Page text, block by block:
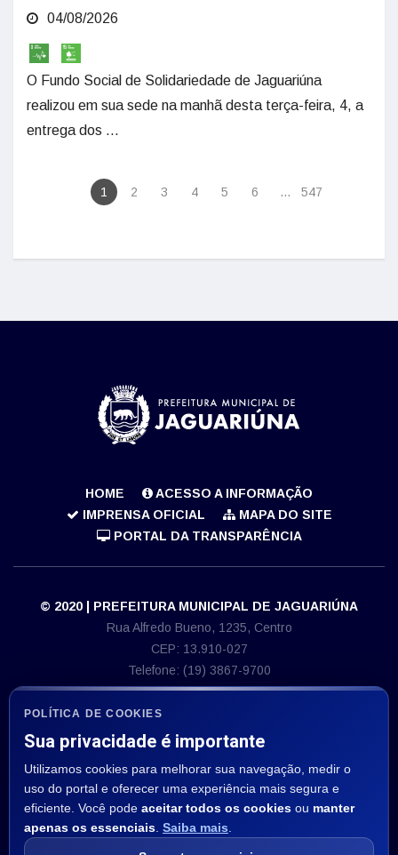
POLÍTICA DE COOKIES
Sua privacidade é importante
Utilizamos cookies para melhorar sua navegação, medir o
uso do portal e oferecer uma experiência mais segura e
eficiente. Você pode aceitar todos os cookies ou manter
apenas os essenciais Saiba mais
04/08/2026
O Fundo Social de Solidariedade de Jaguariúna
realizou em sua sede na manhã desta terça-feira, 4, a
entrega dos ...
1 2 3 4 5 6 ... 547
HOME
ACESSO A INFORMAÇÃO
IMPRENSA OFICIAL
MAPA DO SITE
PORTAL DA TRANSPARÊNCIA
© 2020 | PREFEITURA MUNICIPAL DE JAGUARIÚNA
Rua Alfredo Bueno, 1235, Centro
CEP: 13.910-027
Telefone: (19) 3867-9700
E-mail: imprensa@jaguariuna.sp.gov.br
CNPJ 46.410.866/0001-71
ASSESSORIA DE IMPRENSA
Departamento de Comunicação:
E-mail: imprensa@jaguariuna.sp.gov.br